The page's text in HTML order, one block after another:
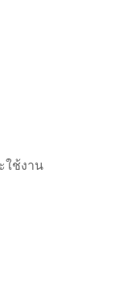
ใช้งาน